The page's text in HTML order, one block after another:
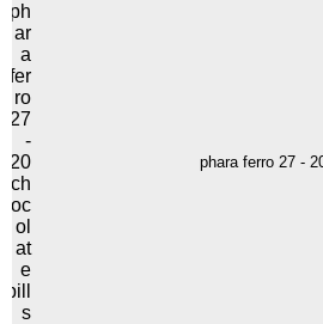
ph
ar
a
fer
ro
27
-
20
ch
oc
ol
at
e
pill
s